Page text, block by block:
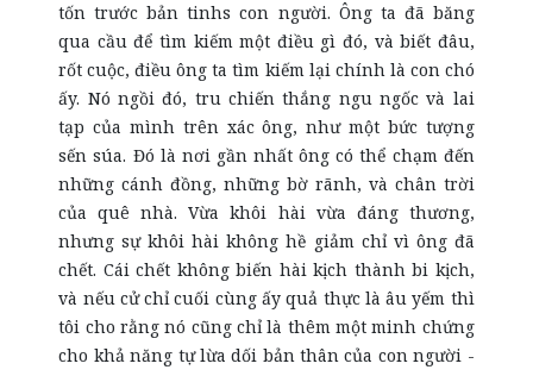
tốn trước bản tinhs con người. Ông ta đã băng
qua cầu để tìm kiếm một điều gì đó, và biết đâu,
rốt cuộc, điều ông ta tìm kiếm lại chính là con chó
ấy. Nó ngồi đó, tru chiến thắng ngu ngốc và lai
tạp của mình trên xác ông, như một bức tượng
sến súa. Đó là nơi gần nhất ông có thể chạm đến
những cánh đồng, những bờ rãnh, và chân trời
của quê nhà. Vừa khôi hài vừa đáng thương,
nhưng sự khôi hài không hề giảm chỉ vì ông đã
chết. Cái chết không biến hài kịch thành bi kịch,
và nếu cử chỉ cuối cùng ấy quả thực là âu yếm thì
tôi cho rằng nó cũng chỉ là thêm một minh chứng
cho khả năng tự lừa dối bản thân của con người -